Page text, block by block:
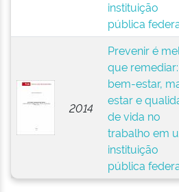
instituição
pública
2014
Prevenir é
que remediar:
bem-estar,
estar e
de vida no
trabalho em
instituição
pública